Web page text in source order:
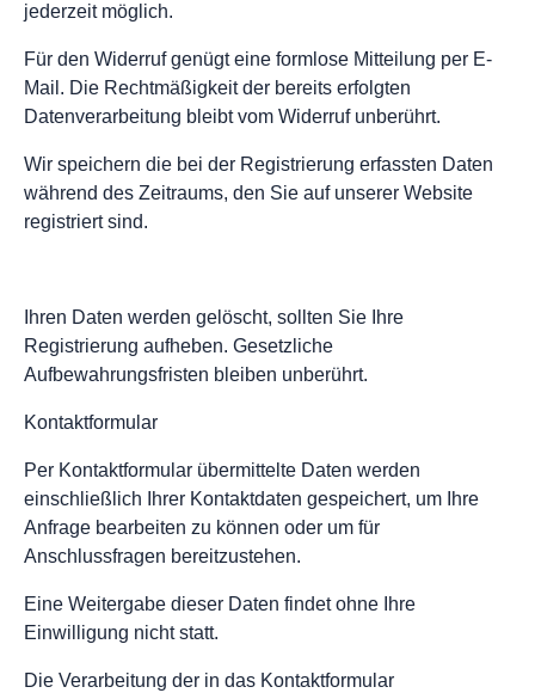
jederzeit möglich.
Für den Widerruf genügt eine formlose Mitteilung per E-
Mail. Die Rechtmäßigkeit der bereits erfolgten
Datenverarbeitung bleibt vom Widerruf unberührt.
Wir speichern die bei der Registrierung erfassten Daten
während des Zeitraums, den Sie auf unserer Website
registriert sind.
Ihren Daten werden gelöscht, sollten Sie Ihre
Registrierung aufheben. Gesetzliche
Aufbewahrungsfristen bleiben unberührt.
Kontaktformular
Per Kontaktformular übermittelte Daten werden
einschließlich Ihrer Kontaktdaten gespeichert, um Ihre
Anfrage bearbeiten zu können oder um für
Anschlussfragen bereitzustehen.
Eine Weitergabe dieser Daten findet ohne Ihre
Einwilligung nicht statt.
Die Verarbeitung der in das Kontaktformular